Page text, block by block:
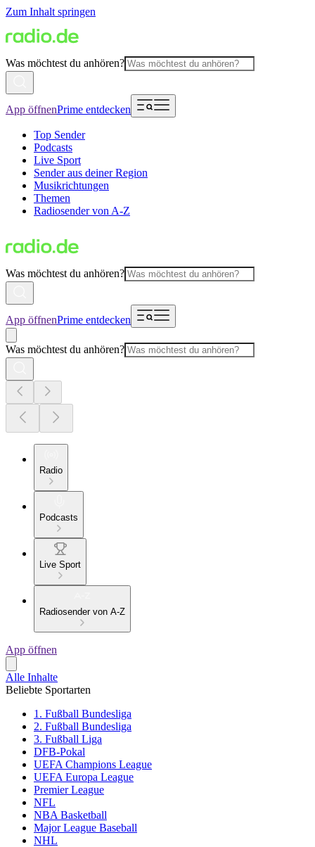
Zum Inhalt springen
Was möchtest du anhören?
App öffnenPrime entdecken
Top Sender
Podcasts
Live Sport
Sender aus deiner Region
Musikrichtungen
Themen
Radiosender von A-Z
Was möchtest du anhören?
App öffnenPrime entdecken
Was möchtest du anhören?
Radio
Podcasts
Live Sport
Radiosender von A-Z
App öffnen
Alle Inhalte
Beliebte Sportarten
1. Fußball Bundesliga
2. Fußball Bundesliga
3. Fußball Liga
DFB-Pokal
UEFA Champions League
UEFA Europa League
Premier League
NFL
NBA Basketball
Major League Baseball
NHL